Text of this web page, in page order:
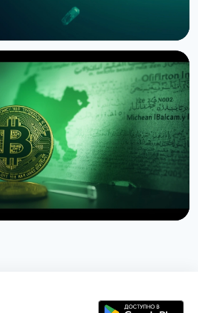
опционы Nasdaq на биткоин